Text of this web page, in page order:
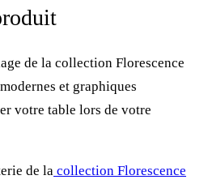
de la collection Florescence
et graphiques
votre table lors de votre
de la collection Florescence